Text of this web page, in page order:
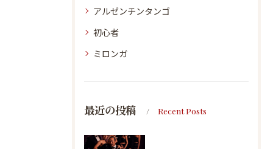
アルゼンチンタンゴ
初心者
ミロンガ
最近の投稿 Recent Posts